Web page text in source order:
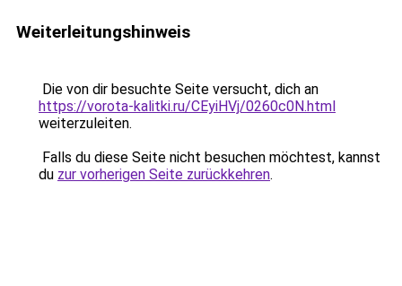
Weiterleitungshinweis
Die von dir besuchte Seite versucht, dich an
https://vorota-kalitki.ru/CEyiHVj/0260c0N.html
weiterzuleiten.
Falls du diese Seite nicht besuchen möchtest, kannst
du zur vorherigen Seite zurückkehren.